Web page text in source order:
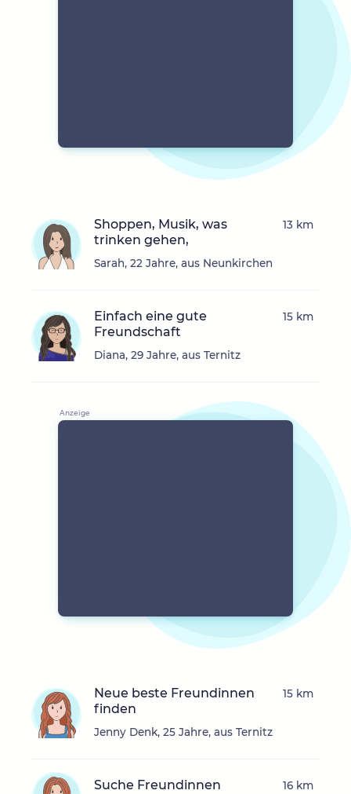
Shoppen, Musik, was
trinken gehen,
Sarah, 22 Jahre, aus Neunkirchen
13 km
Einfach eine gute
Freundschaft
Diana, 29 Jahre, aus Ternitz
15 km
Neue beste Freundinnen
finden
Jenny Denk, 25 Jahre, aus Ternitz
15 km
Suche Freundinnen 16 km